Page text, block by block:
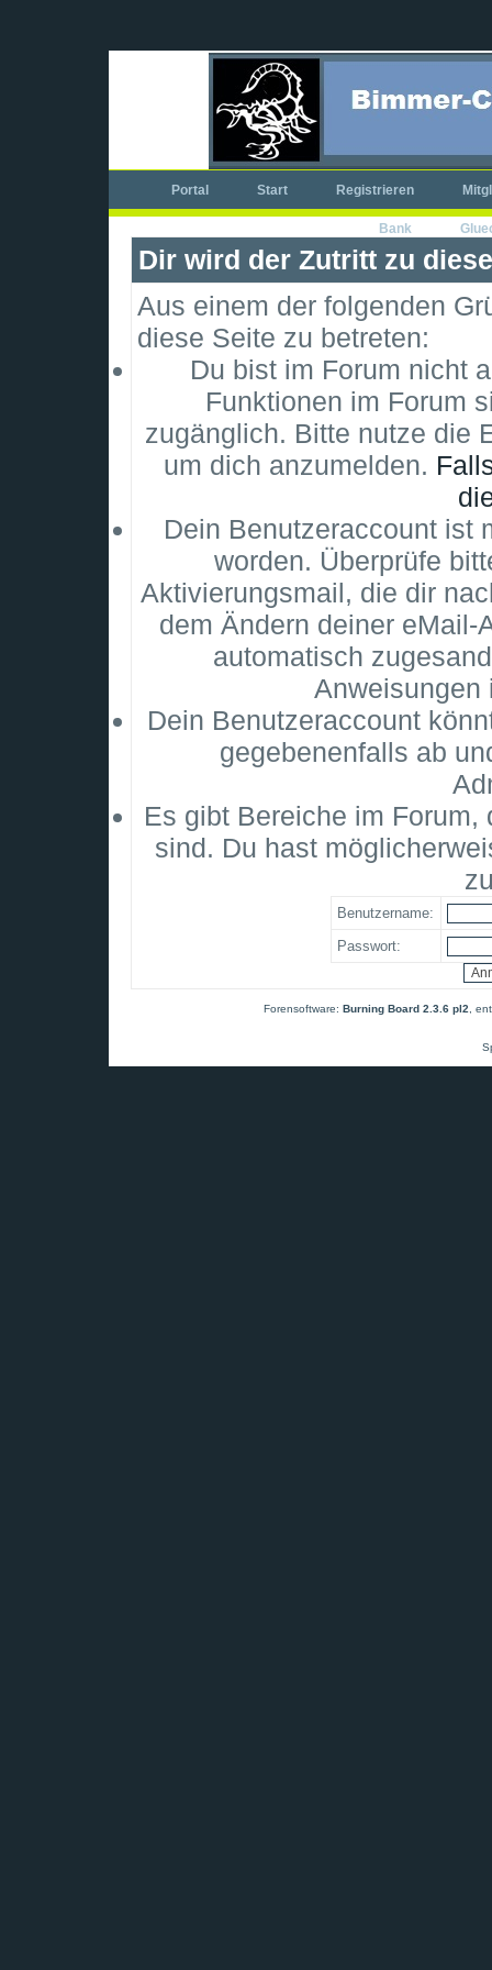
Portal Start Registrieren
Bank
Dir wird der Zutritt zu
Aus einem der folgenden
diese Seite zu betreten:
Du bist im Forum nicht
Funktionen im Forum
zugänglich. Bitte nutze die
um dich anzumelden.
Dein Benutzeraccount ist
worden. Überprüfe
Aktivierungsmail, die dir
dem Ändern deiner eMail-
automatisch
Anweisungen
Dein Benutzeraccount
gegebenenfalls ab
Es gibt Bereiche im
sind. Du hast
Benutzername:
Passwort:
Forensoftware: Burning Board 2.3.6 pl2 ,